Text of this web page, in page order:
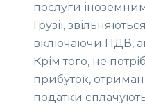
послуги
Грузії,
включаючи ПДВ,
Крім того, не
прибуток,
податки